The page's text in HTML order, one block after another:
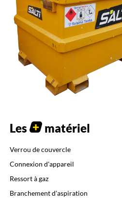
Les matériel
Verrou de couvercle
Connexion d'appareil
Ressort à gaz
Branchement d'aspiration